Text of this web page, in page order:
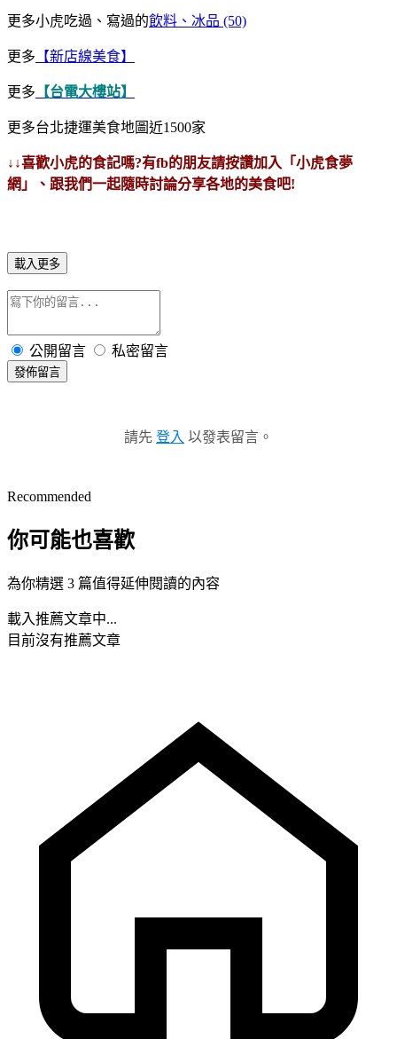
更多小虎吃過、寫過的飲料、冰品 (50)
更多 【新店線美食】
更多 【台電大樓站】
更多台北捷運美食地圖近1500家
↓↓喜歡小虎的食記嗎?有fb的朋友請按讚加入「小虎食夢
網」、跟我們一起隨時討論分享各地的美食吧!
載入更多
公開留言 私密留言
發佈留言
請先 登入 以發表留言。
Recommended
你可能也喜歡
為你精選 3 篇值得延伸閱讀的內容
載入推薦文章中...
目前沒有推薦文章